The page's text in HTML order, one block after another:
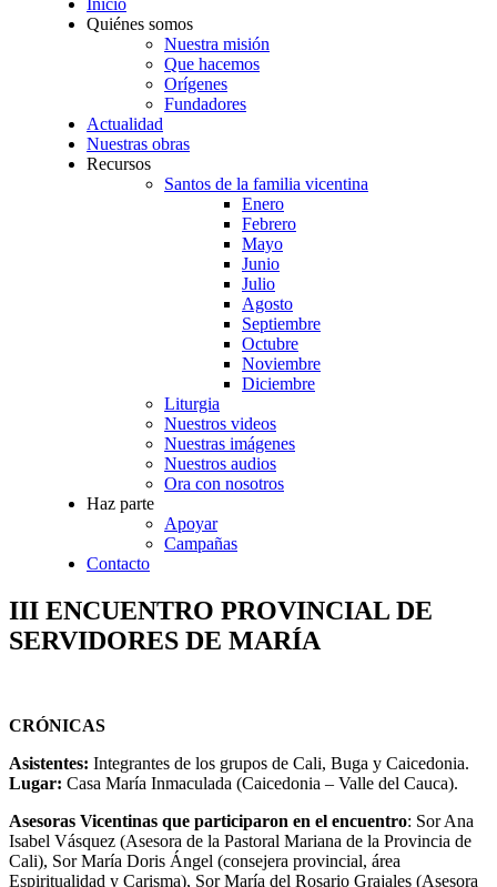
Inicio
Quiénes somos
Nuestra misión
Que hacemos
Orígenes
Fundadores
Actualidad
Nuestras obras
Recursos
Santos de la familia vicentina
Enero
Febrero
Mayo
Junio
Julio
Agosto
Septiembre
Octubre
Noviembre
Diciembre
Liturgia
Nuestros videos
Nuestras imágenes
Nuestros audios
Ora con nosotros
Haz parte
Apoyar
Campañas
Contacto
III ENCUENTRO PROVINCIAL DE
SERVIDORES DE MARÍA
CRÓNICAS
Asistentes: Integrantes de los grupos de Cali, Buga y Caicedonia.
Lugar: Casa María Inmaculada (Caicedonia – Valle del Cauca).
Asesoras Vicentinas que participaron en el encuentro: Sor Ana
Isabel Vásquez (Asesora de la Pastoral Mariana de la Provincia de
Cali), Sor María Doris Ángel (consejera provincial, área
Espiritualidad y Carisma), Sor María del Rosario Grajales (Asesora